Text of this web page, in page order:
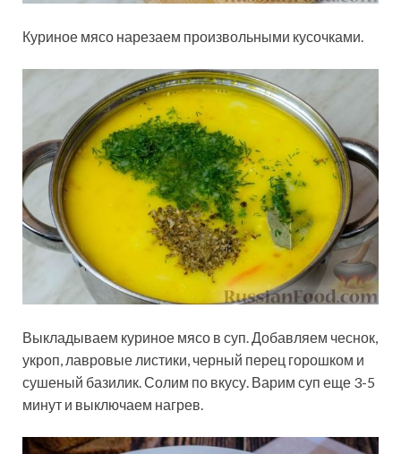
Куриное мясо нарезаем произвольными кусочками.
Выкладываем куриное мясо в суп. Добавляем чеснок,
укроп, лавровые листики, черный перец горошком и
сушеный базилик. Солим по вкусу. Варим суп еще 3-5
минут и выключаем нагрев.